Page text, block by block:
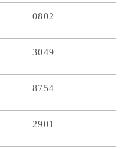
0802
3049
8754
2901